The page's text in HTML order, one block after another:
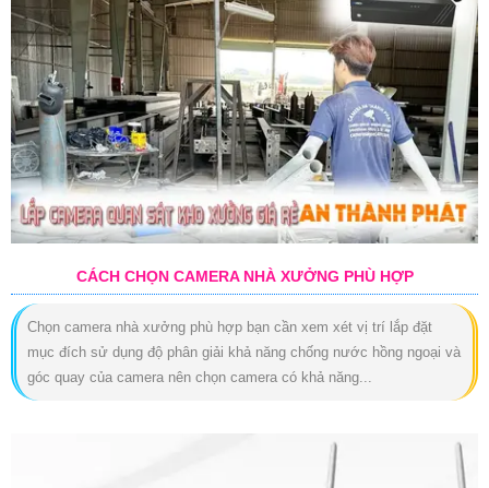
CÁCH CHỌN CAMERA NHÀ XƯỞNG PHÙ HỢP
Chọn camera nhà xưởng phù hợp bạn cần xem xét vị trí lắp đặt
mục đích sử dụng độ phân giải khả năng chống nước hồng ngoại và
góc quay của camera nên chọn camera có khả năng...